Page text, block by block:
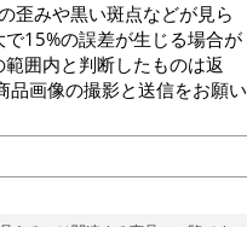
歪みや黒い斑点などが見ら
15%の誤差が生じる場合が
囲内と判断したものは返
品画像の撮影と送信をお願い